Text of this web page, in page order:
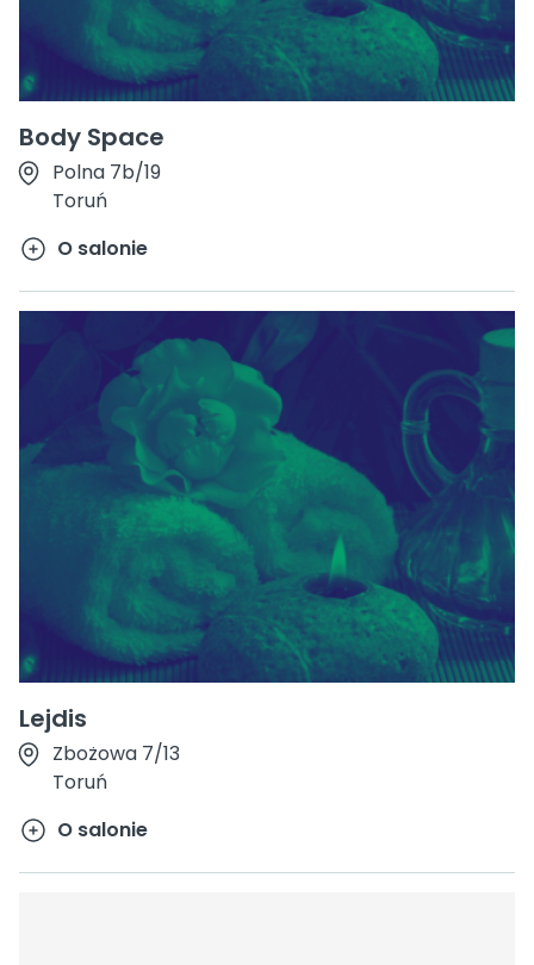
Body Space
Polna 7b/19
Toruń
O salonie
Lejdis
Zbożowa 7/13
Toruń
O salonie